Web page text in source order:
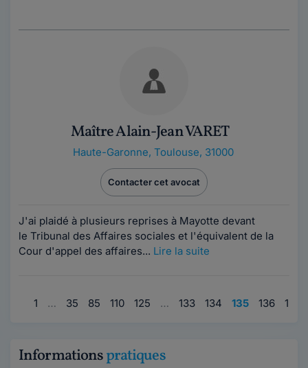
Maître Alain-Jean VARET
Haute-Garonne, Toulouse, 31000
Contacter cet avocat
J'ai plaidé à plusieurs reprises à Mayotte devant
le Tribunal des Affaires sociales et l'équivalent de la
Cour d'appel des affaires... Lire la suite
1 … 35 85 110 125 … 133 134 135 136 137
Informationspratiques